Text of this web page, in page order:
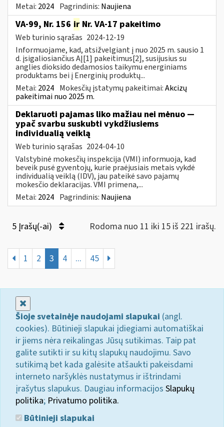
Metai: 2024 Pagrindinis: Naujiena
VA-99, Nr. 156 ir Nr. VA-17 pakeitimo
Web turinio sąrašas 2024-12-19
Informuojame, kad, atsižvelgiant į nuo 2025 m. sausio 1
d. įsigaliosiančius AĮ[1] pakeitimus[2], susijusius su
anglies dioksido dedamosios taikymu energiniams
produktams bei į Energinių produktų...
Metai: 2024 Mokesčių įstatymų pakeitimai:Akcizų
pakeitimai nuo 2025 m.
Deklaruoti pajamas liko mažiau nei mėnuo —
ypač svarbu suskubti vykdžiusiems
individualią veiklą
Web turinio sąrašas 2024-04-10
Valstybinė mokesčių inspekcija (VMI) informuoja, kad
beveik pusė gyventojų, kurie praėjusiais metais vykdė
individualią veiklą (IDV), jau pateikė savo pajamų
mokesčio deklaracijas. VMI primena,...
Metai: 2024 Pagrindinis: Naujiena
5 Įrašų(-ai) Rodoma nuo 11 iki 15 iš 221 irašų.
1 2 3 4 ... 45
Šioje svetainėje naudojami slapukai (angl.
cookies). Būtinieji slapukai įdiegiami automatiškai
ir jiems nėra reikalingas Jūsų sutikimas. Taip pat
galite sutikti ir su kitų slapukų naudojimu. Savo
sutikimą bet kada galėsite atšaukti pakeisdami
interneto naršyklės nustatymus ir ištrindami
įrašytus slapukus. Daugiau informacijos Slapukų
politika; Privatumo politika.
Būtinieji slapukai